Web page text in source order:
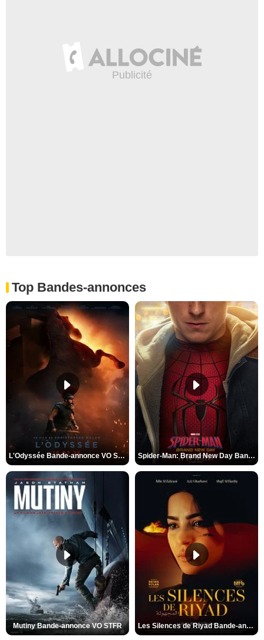
Top Bandes-annonces
L'Odyssée Bande-annonce VO STFR Spider-Man: Brand New Day Bande-annonce VO STFR
Mutiny Bande-annonce VO STFR Les Silences de Riyad Bande-annonce VO STFR